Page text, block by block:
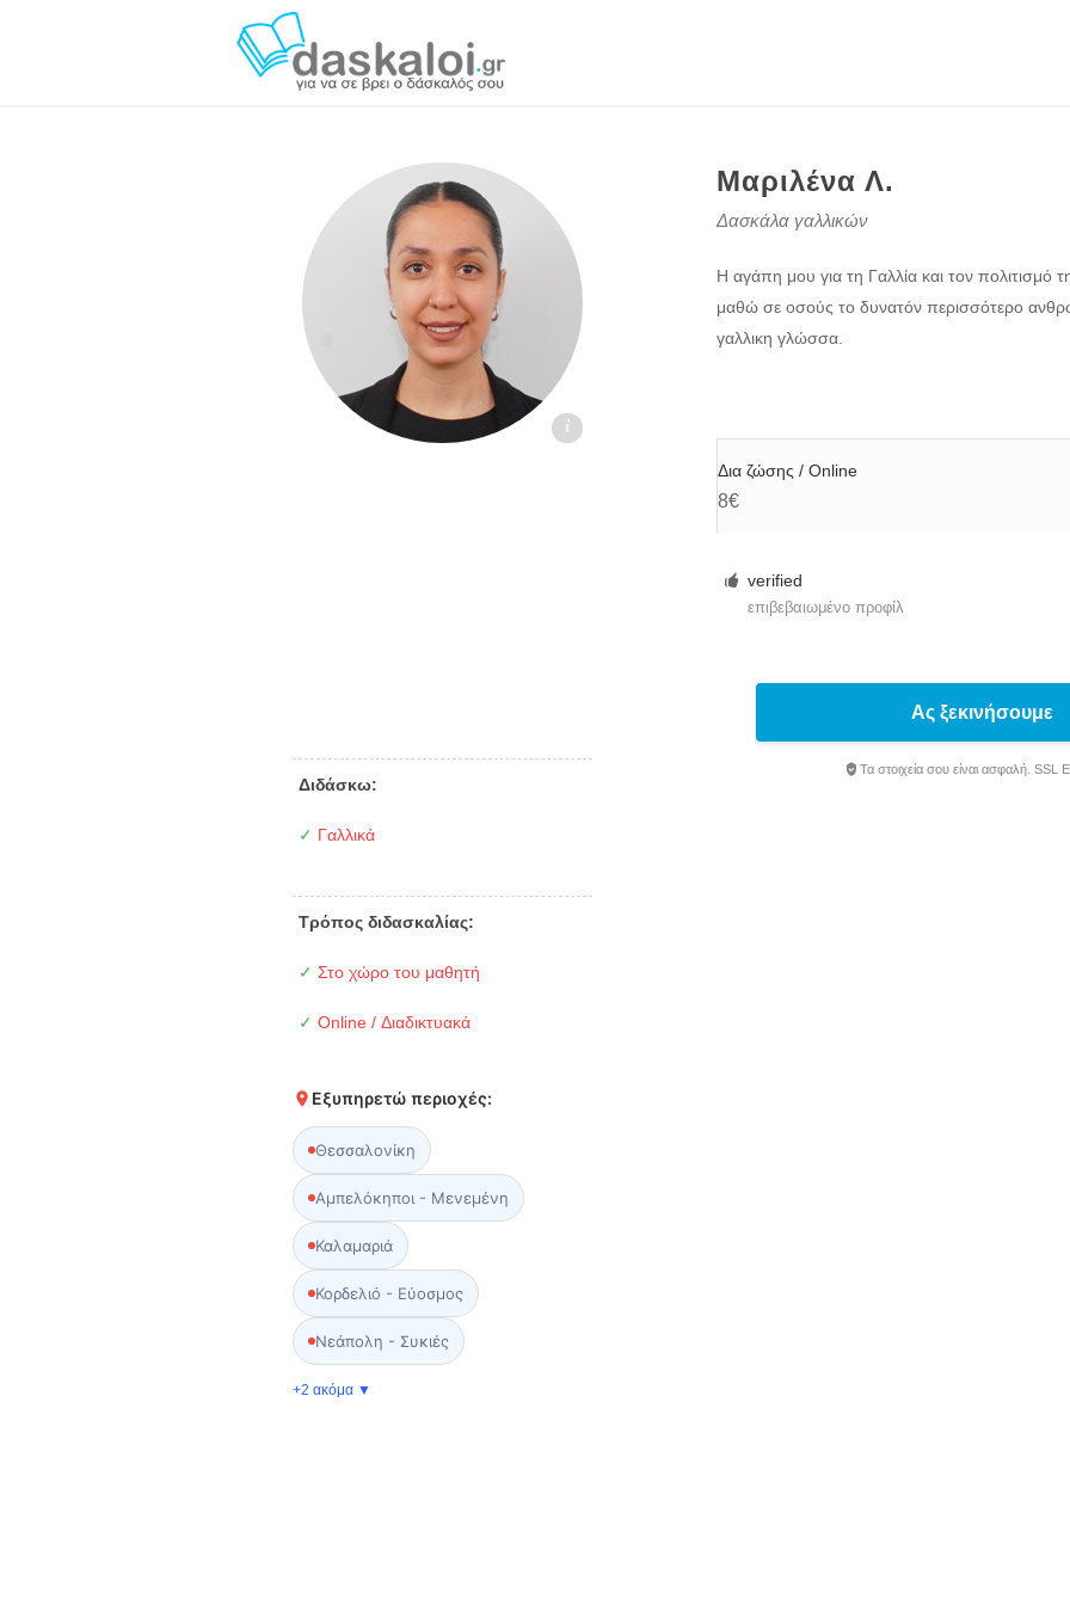
Μαριλένα Λ. daskaloi.gr
Μαριλένα Λ.
Δασκάλα γαλλικών
Η αγάπη μου για τη Γαλλία και τον πολιτισμό
μαθώ σε οσούς το δυνατόν περισσότερο
γαλλικη γλώσσα.
Δια ζώσης / Online
8€
verified
επιβεβαιωμένο προφίλ
Διδάσκω:
✓ Γαλλικά
Τρόπος διδασκαλίας:
✓ Στο χώρο του μαθητή
✓ Online / Διαδικτυακά
Εξυπηρετώ περιοχές:
Θεσσαλονίκη
Αμπελόκηποι - Μενεμένη
Καλαμαριά
Κορδελιό - Εύοσμος
Νεάπολη - Συκιές
+2 ακόμα ▼
Ας ξεκινήσουμε
Τα στοιχεία σου είναι ασφαλή. SSL